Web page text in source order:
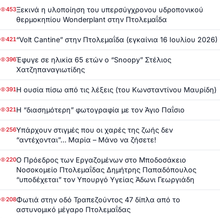
453Ξεκινά η υλοποίηση του υπερσύγχρονου υδροπονικού
θερμοκηπίου Wonderplant στην Πτολεμαΐδα
421“Volt Cantine” στην Πτολεμαΐδα (εγκαίνια 16 Ιουλίου 2026)
396Έφυγε σε ηλικία 65 ετών ο “Snoopy” Στέλιος
Χατζηπαναγιωτίδης
391Η ουσία πίσω από τις λέξεις (του Κωνσταντίνου Μαυρίδη)
321Η “διασημότερη” φωτογραφία με τον Άγιο Παΐσιο
256Υπάρχουν στιγμές που οι χαρές της ζωής δεν
“αντέχονται”… Μαρία – Μάνο να ζήσετε!
220Ο Πρόεδρος των Εργαζομένων στο Μποδοσάκειο
Νοσοκομείο Πτολεμαΐδας Δημήτρης Παπαδόπουλος
“υποδέχεται” τον Υπουργό Υγείας Άδωνι Γεωργιάδη
208Φωτιά στην οδό Τραπεζούντος 47 δίπλα από το
αστυνομικό μέγαρο Πτολεμαΐδας